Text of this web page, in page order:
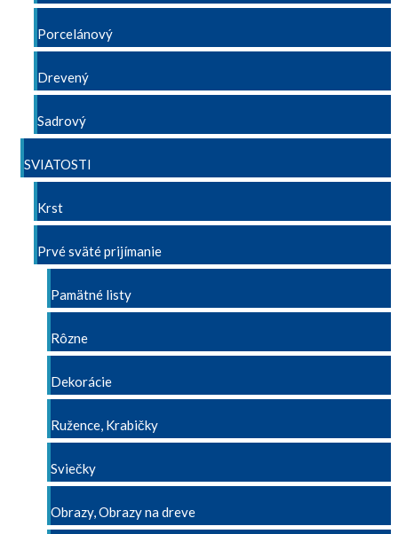
Porcelánový
Drevený
Sadrový
SVIATOSTI
Krst
Prvé sväté prijímanie
Pamätné listy
Rôzne
Dekorácie
Ružence, Krabičky
Sviečky
Obrazy, Obrazy na dreve